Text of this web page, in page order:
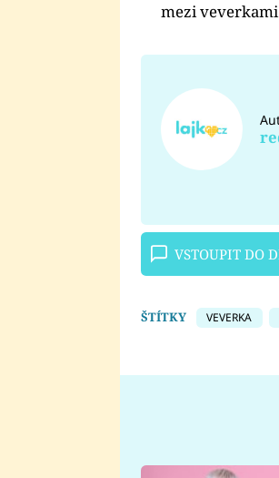
mezi
VSTOUPIT DO
ŠTÍTKY VEVERKA